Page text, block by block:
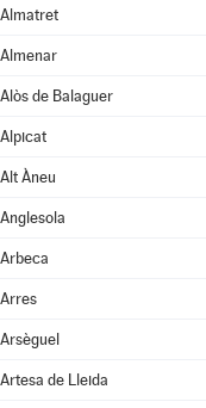
Almatret
Almenar
Alòs de Balaguer
Alpicat
Alt Àneu
Anglesola
Arbeca
Arres
Arsèguel
Artesa de Lleida